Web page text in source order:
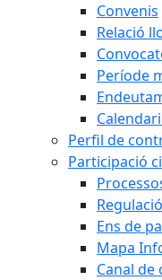
Convenis
Relació
Període
Perfil de
Participació
Ens de
Mapa
Canal